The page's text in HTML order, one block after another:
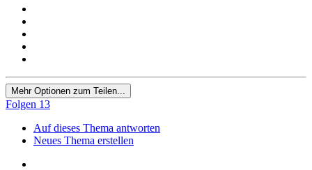
Mehr Optionen zum Teilen...
Folgen 13
Auf dieses Thema antworten
Neues Thema erstellen